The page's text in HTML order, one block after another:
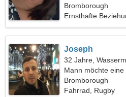
Bromborough
Ernsthafte
Joseph
32 Jahre,
Mann möchte
Bromborough
Fahrrad, Rugby